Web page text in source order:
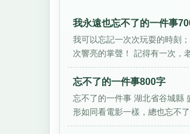
我永遠也忘不了的一件事
我可以忘記一次次玩耍的時刻
次響亮的掌聲！ 記得有一次，
忘不了的一件事800字
忘不了的一件事 湖北省谷城縣
形如同看電影一樣，總也忘不